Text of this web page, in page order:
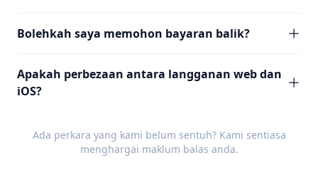
Bolehkah saya memohon bayaran balik?
Apakah perbezaan antara langganan web dan
iOS?
Ada perkara yang kami belum sentuh? Kami sentiasa
menghargai maklum balas anda.